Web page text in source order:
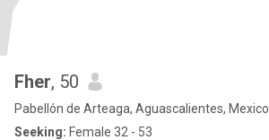
Fher, 50
Pabellón de Arteaga, Aguascalientes, Mexico
Seeking: Female 32 - 53